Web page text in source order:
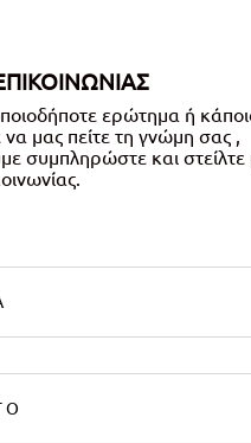
ερώτημα ή
να μας πείτε τη γνώμη σας ,
συμπληρώστε και στείλτε